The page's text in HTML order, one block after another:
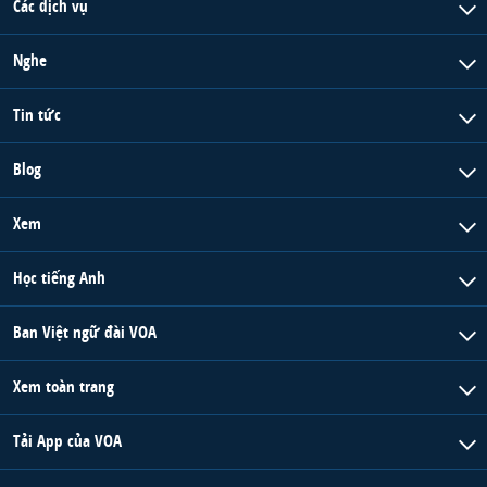
Các dịch vụ
Nghe
Tin tức
Blog
Xem
Học tiếng Anh
Ban Việt ngữ đài VOA
Xem toàn trang
Tải App của VOA